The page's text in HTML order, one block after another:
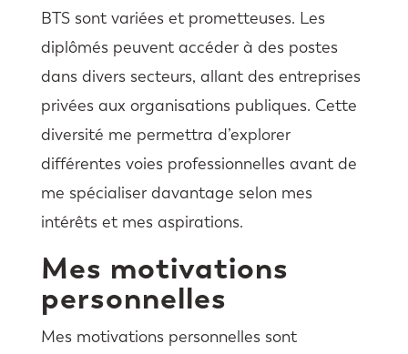
BTS sont variées et prometteuses. Les
diplômés peuvent accéder à des postes
dans divers secteurs, allant des entreprises
privées aux organisations publiques. Cette
diversité me permettra d’explorer
différentes voies professionnelles avant de
me spécialiser davantage selon mes
intérêts et mes aspirations.
Mes motivations
personnelles
Mes motivations personnelles sont